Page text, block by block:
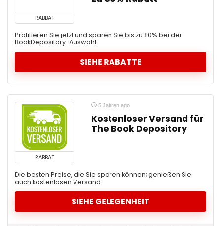
RABBAT
Profitieren Sie jetzt und sparen Sie bis zu 80% bei der
BookDepository-Auswahl.
SIEHE RABATTE
RABBAT
5 Jahren ago
Kostenloser Versand für
The Book Depository
Die besten Preise, die Sie sparen können; genießen Sie
auch kostenlosen Versand.
SIEHE GELEGENHEIT